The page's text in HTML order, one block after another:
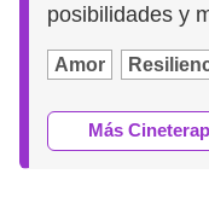
posibilidades y
Amor
Más